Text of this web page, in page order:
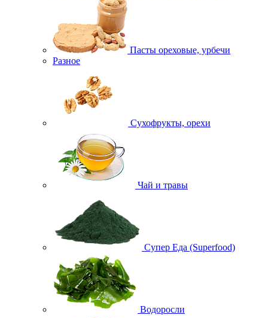
Пасты ореховые, урбечи
Разное
Сухофрукты, орехи
Чай и травы
Супер Еда (Superfood)
Водоросли